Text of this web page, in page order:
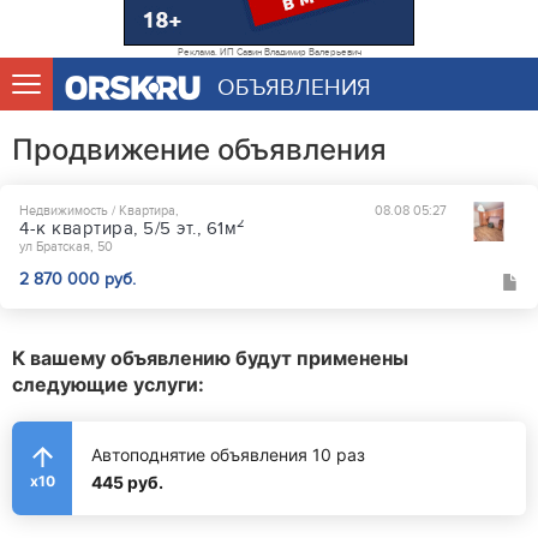
Реклама. ИП Савин Владимир Валерьевич
ОБЪЯВЛЕНИЯ
Продвижение объявления
08.08 05:27
Недвижимость / Квартира,
4-к квартира, 5/5 эт., 61м2
ул Братская, 50
2 870 000 руб.
К вашему объявлению будут применены
следующие услуги:
x10
Автоподнятие объявления 10 раз
445 руб.